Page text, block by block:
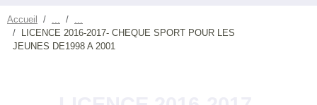
Accueil
LICENCE 2016-2017- CHEQUE SPORT POUR LES
JEUNES DE1998 A 2001